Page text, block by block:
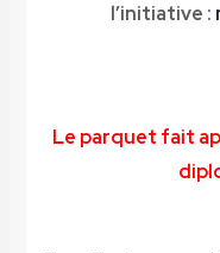
l’initiative :
Le parquet fait